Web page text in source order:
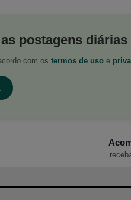
postagens
com os termos de uso e